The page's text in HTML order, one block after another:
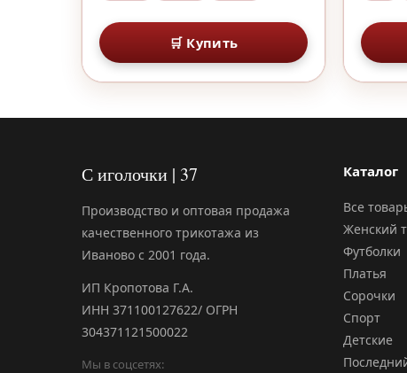
🛒 Купить
С иголочки | 37
Производство и оптовая продажа
качественного трикотажа из
Иваново с 2001 года.
ИП Кропотова Г.А.
ИНН 371100127622/ ОГРН
304371121500022
Мы в соцсетях:
Каталог
Все
Женский
Футболки
Платья
Сорочки
Спорт
Детские